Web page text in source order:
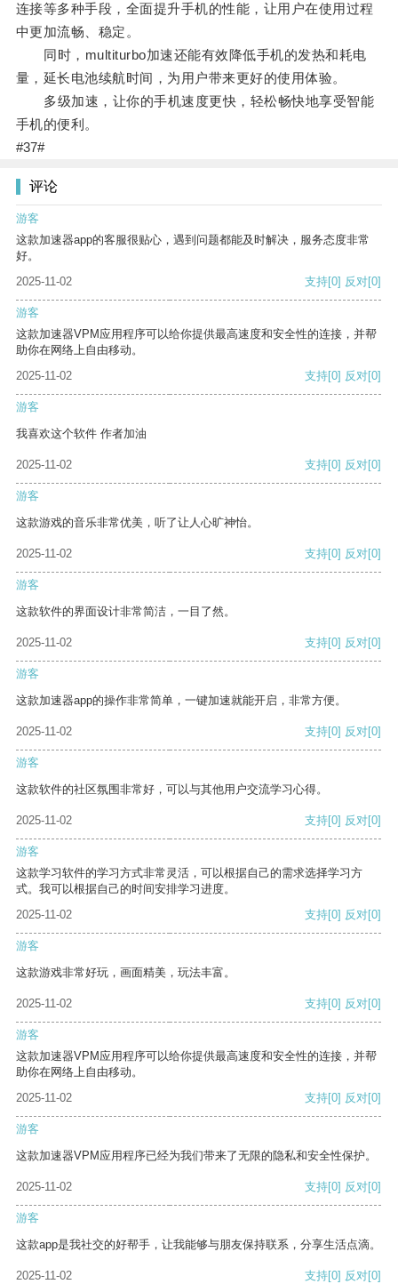
连接等多种手段，全面提升手机的性能，让用户在使用过程
中更加流畅、稳定。
同时，multiturbo加速还能有效降低手机的发热和耗电
量，延长电池续航时间，为用户带来更好的使用体验。
多级加速，让你的手机速度更快，轻松畅快地享受智能
手机的便利。
#37#
评论
游客
这款加速器app的客服很贴心，遇到问题都能及时解决，服务态度非常
好。
2025-11-02
支持[0] 反对[0]
游客
这款加速器VPM应用程序可以给你提供最高速度和安全性的连接，并帮
助你在网络上自由移动。
2025-11-02
支持[0] 反对[0]
游客
我喜欢这个软件 作者加油
2025-11-02 支持[0] 反对[0]
游客
这款游戏的音乐非常优美，听了让人心旷神怡。
2025-11-02 支持[0] 反对[0]
游客
这款软件的界面设计非常简洁，一目了然。
2025-11-02 支持[0] 反对[0]
游客
这款加速器app的操作非常简单，一键加速就能开启，非常方便。
2025-11-02 支持[0] 反对[0]
游客
这款软件的社区氛围非常好，可以与其他用户交流学习心得。
2025-11-02 支持[0] 反对[0]
游客
这款学习软件的学习方式非常灵活，可以根据自己的需求选择学习方
式。我可以根据自己的时间安排学习进度。
2025-11-02
支持[0] 反对[0]
游客
这款游戏非常好玩，画面精美，玩法丰富。
2025-11-02 支持[0] 反对[0]
游客
这款加速器VPM应用程序可以给你提供最高速度和安全性的连接，并帮
助你在网络上自由移动。
2025-11-02
支持[0] 反对[0]
游客
这款加速器VPM应用程序已经为我们带来了无限的隐私和安全性保护。
2025-11-02 支持[0] 反对[0]
游客
这款app是我社交的好帮手，让我能够与朋友保持联系，分享生活点滴。
2025-11-02 支持[0] 反对[0]